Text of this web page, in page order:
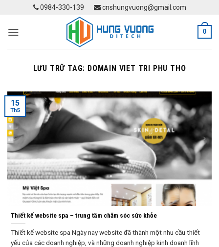
content
0984-330-139 cnshungvuong@gmail.com
0
LƯU TRỮ TAG: DOMAIN VIET TRI PHU THO
Thiết kế website spa – trung tâm chăm sóc sức khỏe
Thiết kế website spa Ngày nay website đã thành một nhu cầu thiết
yếu của các doanh nghiệp, và những doanh nghiệp kinh doanh lĩnh
15
Th5